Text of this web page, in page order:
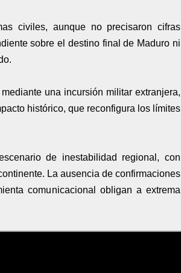
civiles, aunque no precisaron cifras
sobre el destino final de Maduro ni
una incursión militar extranjera,
histórico, que reconfigura los límites
de inestabilidad regional, con
La ausencia de confirmaciones
comunicacional obligan a extrema